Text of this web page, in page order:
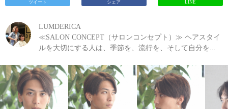
ツイート シェア LINE
LUMDERICA
≪SALON CONCEPT（サロンコンセプト）≫ ヘアスタイ
ルを大切にする人は、季節を、流行を、そして自分を...